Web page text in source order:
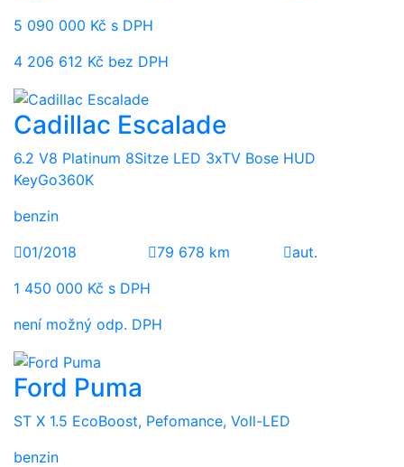
5 090 000 Kč s DPH
4 206 612 Kč bez DPH
Cadillac Escalade
6.2 V8 Platinum 8Sitze LED 3xTV Bose HUD
KeyGo360K
benzin
01/2018
79 678 km
aut.
1 450 000 Kč s DPH
není možný odp. DPH
Ford Puma
ST X 1.5 EcoBoost, Pefomance, Voll-LED
benzin